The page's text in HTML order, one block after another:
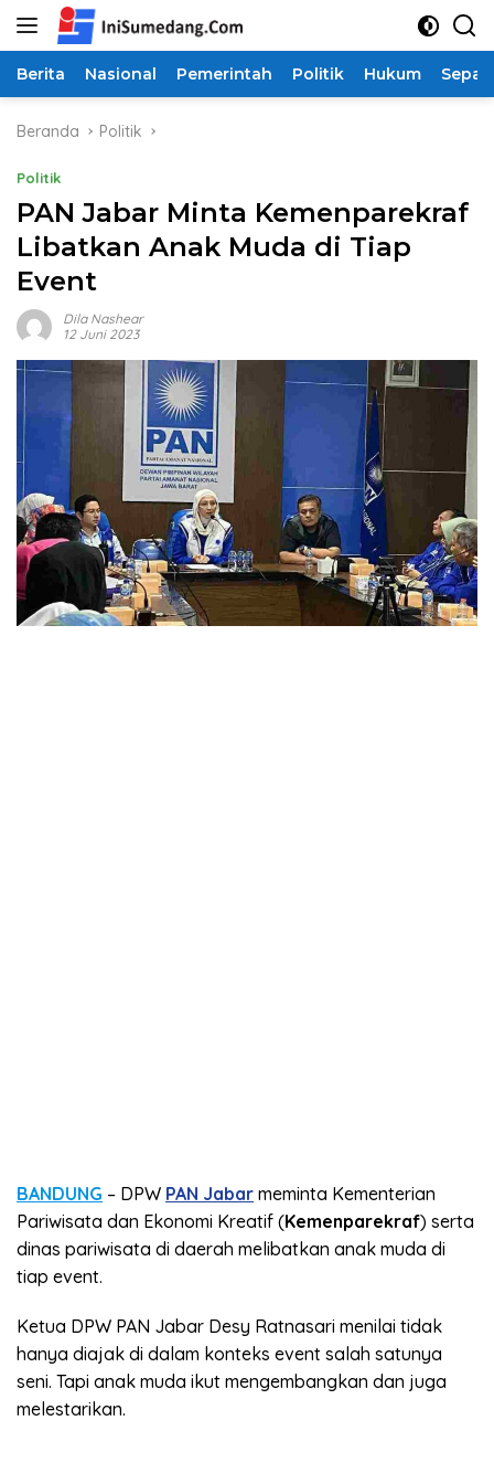
Langsung
Berita Nasional Pemerintah Politik Hukum
Beranda Politik
Politik
PAN Jabar Minta Kemenparekraf
Libatkan Anak Muda di Tiap
Event
Dila Nashear
12 Juni 2023
BANDUNG – DPW PAN Jabar meminta Kementerian
Pariwisata dan Ekonomi Kreatif (Kemenparekraf) serta
dinas pariwisata di daerah melibatkan anak muda di
tiap event.
Ketua DPW PAN Jabar Desy Ratnasari menilai tidak
hanya diajak di dalam konteks event salah satunya
seni. Tapi anak muda ikut mengembangkan dan juga
melestarikan.